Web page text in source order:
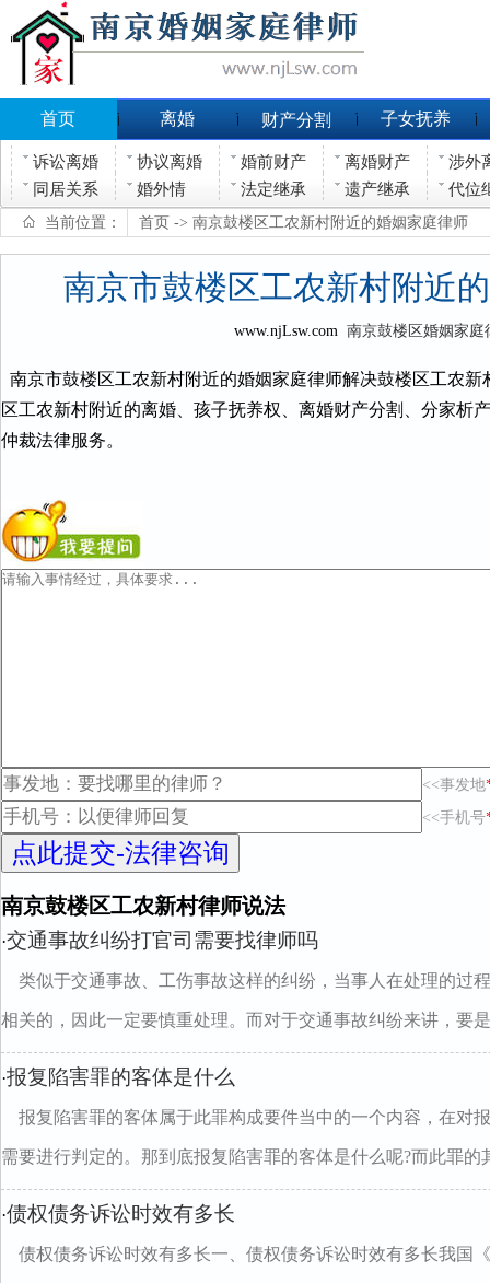
首页 离婚 财产分割 子女抚养
诉讼离婚 协议离婚 婚前财产 离婚财产
涉外
同居关系
婚外情 法定继承 遗产继承 代位
当前位置： 首页 -> 南京鼓楼区工农新村附近的婚姻家庭律师
南京市鼓楼区工农新村附近
www.njLsw.com南京鼓楼区婚姻家庭
南京市鼓楼区工农新村附近的婚姻家庭律师解决鼓楼区工农
区工农新村附近的离婚、孩子抚养权、离婚财产分割、分家析
仲裁法律服务。
<<事发地
<<手机号
南京鼓楼区工农新村律师说法
·交通事故纠纷打官司需要找律师吗
类似于交通事故、工伤事故这样的纠纷，当事人在处理的过
相关的，因此一定要慎重处理。而对于交通事故纠纷来讲，要
·报复陷害罪的客体是什么
报复陷害罪的客体属于此罪构成要件当中的一个内容，在对
需要进行判定的。那到底报复陷害罪的客体是什么呢?而此罪的
·债权债务诉讼时效有多长
债权债务诉讼时效有多长一、债权债务诉讼时效有多长我国